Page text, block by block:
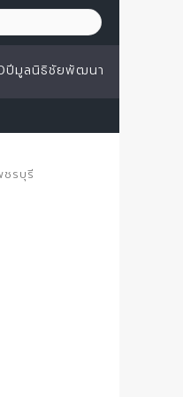
ปีมูลนิธิชัยพัฒนา
รบุรี